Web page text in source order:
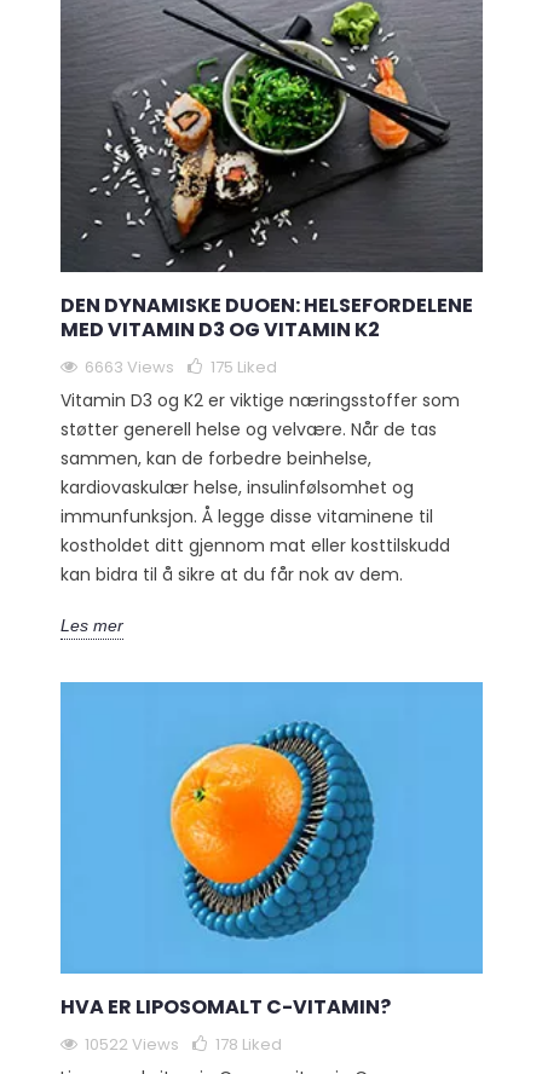
DEN DYNAMISKE DUOEN: HELSEFORDELENE
MED VITAMIN D3 OG VITAMIN K2
6663 Views 175 Liked
Vitamin D3 og K2 er viktige næringsstoffer som
støtter generell helse og velvære. Når de tas
sammen, kan de forbedre beinhelse,
kardiovaskulær helse, insulinfølsomhet og
immunfunksjon. Å legge disse vitaminene til
kostholdet ditt gjennom mat eller kosttilskudd
kan bidra til å sikre at du får nok av dem.
Les mer
HVA ER LIPOSOMALT C-VITAMIN?
10522 Views 178 Liked